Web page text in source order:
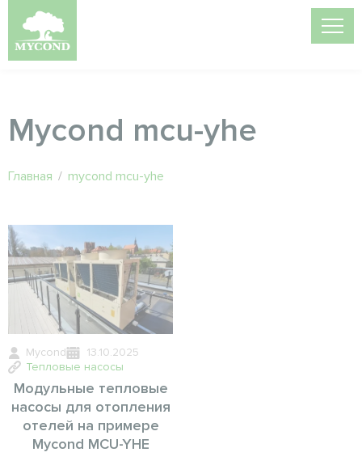
Mycond mcu-yhe
Главная / mycond mcu-yhe
Mycond
13.10.2025
Тепловые насосы
Модульные тепловые
насосы для отопления
отелей на примере
Mycond MCU-YHE